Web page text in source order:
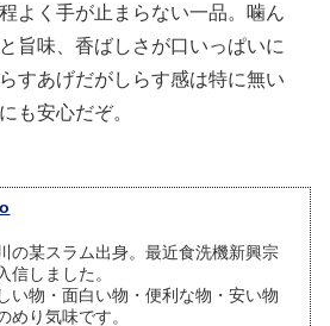
よく手が止まらない一品。噛ん
旨味、香ばしさが口いっぱいに
すあげだがしらす感は特に無い
も安心だぞ。
の某スラム出身。最近食洗機新興宗
信しました。
い物・面白い物・便利な物・安い物
めり気味です。